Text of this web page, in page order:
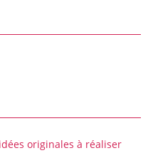
originales à réaliser